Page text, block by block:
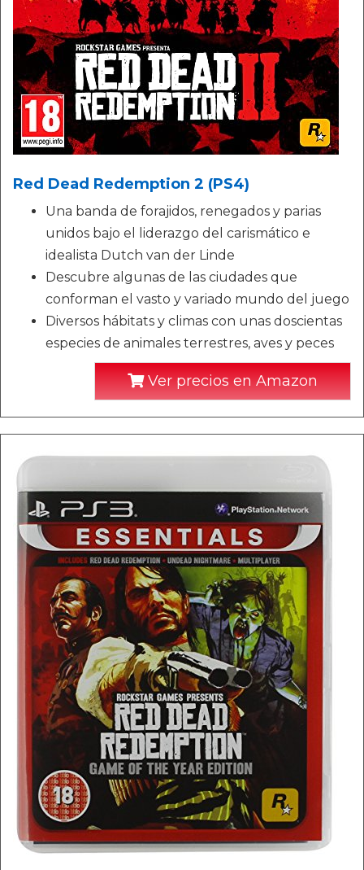
Red Dead Redemption 2 (PS4)
Una banda de forajidos, renegados y parias
unidos bajo el liderazgo del carismático e
idealista Dutch van der Linde
Descubre algunas de las ciudades que
conforman el vasto y variado mundo del juego
Diversos hábitats y climas con unas doscientas
especies de animales terrestres, aves y peces
Ver precios en Amazon